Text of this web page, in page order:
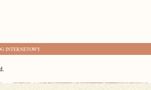
INTERNETOWY